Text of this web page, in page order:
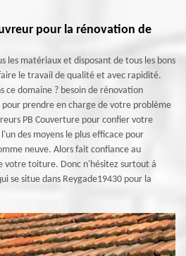
pour la rénovation de
les matériaux et disposant de tous les bons
le travail de qualité et avec rapidité.
ce domaine ? besoin de rénovation
pour prendre en charge de votre problème
PB Couverture pour confier votre
des moyens le plus efficace pour
neuve. Alors fait confiance au
votre toiture. Donc n'hésitez surtout á
se situe dans Reygade19430 pour la